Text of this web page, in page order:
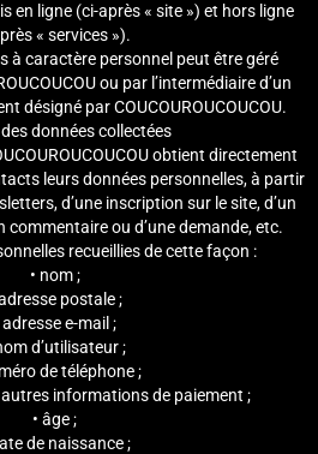
en ligne (ci-après « site ») et hors ligne
« services »).
à caractère personnel peut être géré
ou par l’intermédiaire d’un
désigné par COUCOUROUCOUCOU.
données collectées
obtient directement
leurs données personnelles, à partir
d’une inscription sur le site, d’un
commentaire ou d’une demande, etc.
recueillies de cette façon :
• nom ;
postale ;
e-mail ;
d’utilisateur ;
de téléphone ;
informations de paiement ;
• âge ;
de naissance ;